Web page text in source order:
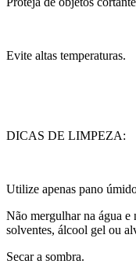
Evite altas temperaturas.
DICAS DE LIMPEZA:
Utilize apenas pano
Não mergulhar na água
solventes, álcool gel ou
Secar a sombra.